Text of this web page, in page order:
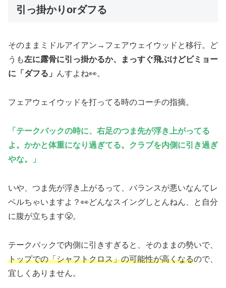
引っ掛かりorダフる
そのままミドルアイアン→フェアウェイウッドと移行。ど
うも左に露骨に引っ掛かるか、まっすぐ飛ぶけどビミョー
に「ダフる」 んすよね👀。
フェアウェイウッドを打ってる時のコーチの指摘。
「テークバックの時に、右足のつま先が浮き上がってる
よ。かかと体重になり過ぎてる。クラブを内側に引き過ぎ
やな。」
いや、つま先が浮き上がるって、バランスが悪いなんてレ
ベルちゃいますよ？👀どんなスイングしとんねん、と自分
に腹が立ちます😤。
テークバックで内側に引きすぎると、そのままの勢いで、
トップでの「シャフトクロス」の可能性が高くなるので、
宜しくありません。